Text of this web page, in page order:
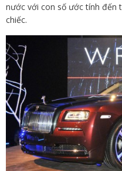
nước với con số ước tính đến
chiếc.